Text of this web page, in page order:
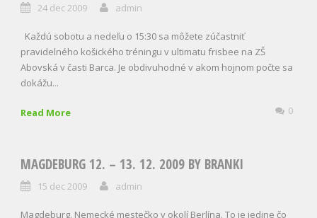
24 dec 2009 admin
Každú sobotu a nedeľu o 15:30 sa môžete zúčastniť
pravidelného košického tréningu v ultimatu frisbee na ZŠ
Abovská v časti Barca. Je obdivuhodné v akom hojnom počte sa
dokážu...
Read More 0
MAGDEBURG 12. – 13. 12. 2009 BY BRANKI
15 dec 2009 admin
Magdeburg. Nemecké mestečko v okolí Berlína. To je jedine čo